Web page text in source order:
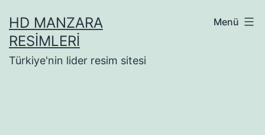
geçHD MANZARA
RESIMLERI
Türkiye'nin lider resim sitesi
Menü